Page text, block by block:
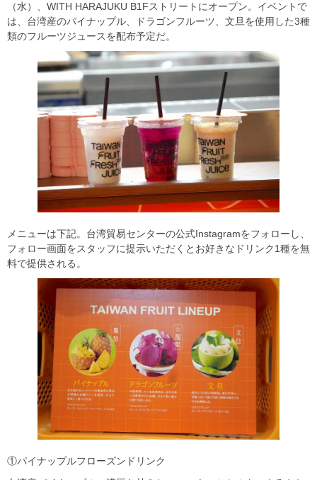
（水）、WITH HARAJUKU B1Fストリートにオープン。イベントで
は、台湾産のパイナップル、ドラゴンフルーツ、文旦を使用した3種
類のフルーツジュースを配布予定だ。
メニューは下記。台湾貿易センターの公式Instagramをフォローし、
フォロー画面をスタッフに提示いただくとお好きなドリンク1種を無
料で提供される。
①パイナップルフローズンドリンク